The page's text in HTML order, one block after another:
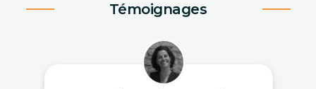
Témoignages